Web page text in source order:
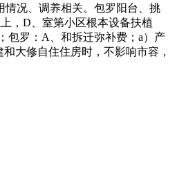
情况、调养相关。包罗阳台、挑
，D、室第小区根本设备扶植
包罗：A、和拆迁弥补费；a）产
大修自住住房时，不影响市容，